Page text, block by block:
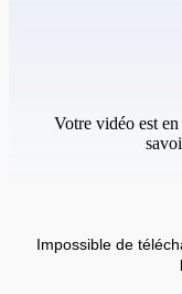
Votre vidéo est
Impossible de